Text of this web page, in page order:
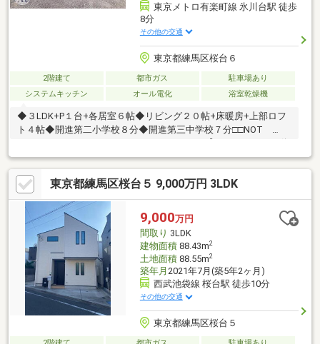
東京メトロ有楽町線 氷川台駅 徒歩
8分
その他の交通
東京都練馬区桜台６
2階建て 都市ガス
駐車場あり
システムキッチン
オール電化 浴室乾燥機
◆３LDK+P１台+各居室６帖◆リビング２０帖+床暖房+上部ロフ
ト４帖◆開進第二小学校８分◆開進第三中学校７分□□NOT
産屋】として 徹底的にまで顧客主義を貫く事をお約束いたします
■都心エリアに特化した情報網を駆使し、最良の不動産をご提案 ■
住宅ローンシュミレーション無料相談会 毎日随時開催中 ■ウォ
ールメイトオリジナルの住宅購入・住替え等について 分かりやす
く解説したガイドブックをご希望者様に【無料プレゼント】 ～弊
社ホームページ～https://wallmate.co.jp/～
東京都練馬区桜台５ 9,000万円 3LDK
9,000万円
間取り 3LDK
建物面積88.43m2
土地面積88.55m2
築年月 2021年7月(築5年2ヶ月)
西武池袋線 桜台駅 徒歩10分
その他の交通
東京都練馬区桜台５